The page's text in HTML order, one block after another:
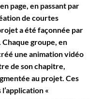
page, en passant par
de courtes
a été façonnée par
groupe, en
une animation vidéo
de son chapitre,
au projet. Ces
«